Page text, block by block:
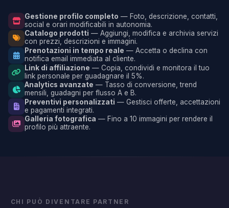
Gestione profilo completo — Foto, descrizione, contatti,
social e orari modificabili in autonomia.
Catalogo prodotti — Aggiungi, modifica e archivia servizi
con prezzi, descrizioni e immagini.
Prenotazioni in tempo reale — Accetta o declina con
notifica email immediata al cliente.
Link di affiliazione — Copia, condividi e monitora il tuo
link personale per guadagnare il 5%.
Analytics avanzate — Tasso di conversione, trend
mensili, guadagni per flusso A e B.
Preventivi personalizzati — Gestisci offerte, accettazioni
e pagamenti integrati.
Galleria fotografica — Fino a 10 immagini per rendere il
profilo più attraente.
CHI PUÒ DIVENTARE PARTNER